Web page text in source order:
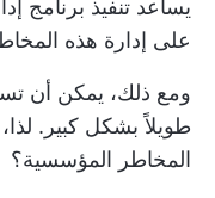
على إدارة هذه
ومع ذلك، يمكن أن
طويلاً بشكل كبير. لذا،
المخاطر المؤسسية؟